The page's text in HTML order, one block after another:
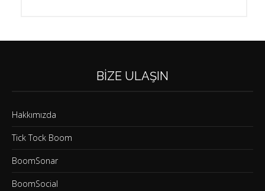
BIZE ULAŞIN
Hakkımızda
Tick Tock Boom
BoomSonar
BoomSocial